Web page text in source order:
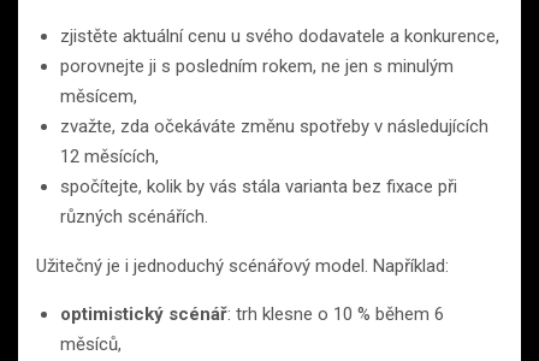
zjistěte aktuální cenu u svého dodavatele a konkurence,
porovnejte ji s posledním rokem, ne jen s minulým
měsícem,
zvažte, zda očekáváte změnu spotřeby v následujících
12 měsících,
spočítejte, kolik by vás stála varianta bez fixace při
různých scénářích.
Užitečný je i jednoduchý scénářový model. Například:
optimistický scénář: trh klesne o 10 % během 6
měsíců,